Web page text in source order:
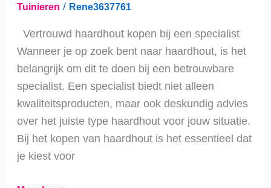
Tuinieren / Rene3637761
Vertrouwd haardhout kopen bij een specialist
Wanneer je op zoek bent naar haardhout, is het
belangrijk om dit te doen bij een betrouwbare
specialist. Een specialist biedt niet alleen
kwaliteitsproducten, maar ook deskundig advies
over het juiste type haardhout voor jouw situatie.
Bij het kopen van haardhout is het essentieel dat
je kiest voor
inzichten
stookervaring